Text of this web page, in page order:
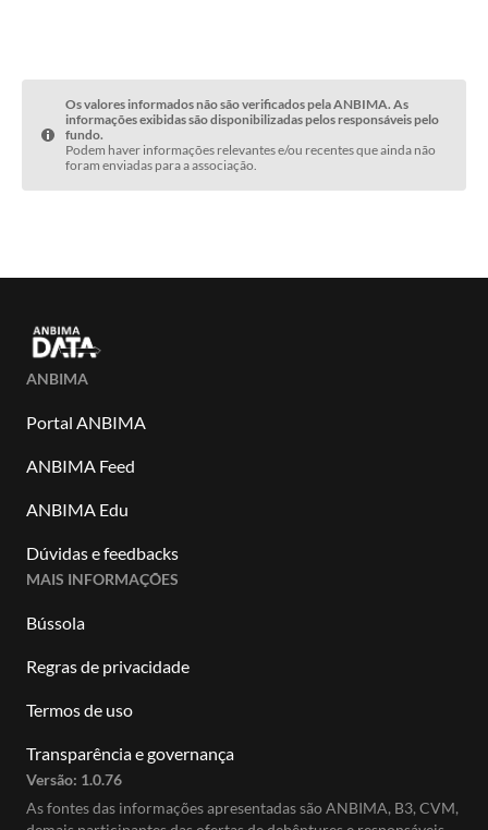
Os valores informados não são verificados pela ANBIMA. As
informações exibidas são disponibilizadas pelos responsáveis pelo
fundo.
Podem haver informações relevantes e/ou recentes que ainda não
foram enviadas para a associação.
ANBIMA
Portal ANBIMA
ANBIMA Feed
ANBIMA Edu
Dúvidas e feedbacks
MAIS INFORMAÇÕES
Bússola
Regras de privacidade
Termos de uso
Transparência e governança
Versão: 1.0.76
As fontes das informações apresentadas são ANBIMA, B3, CVM,